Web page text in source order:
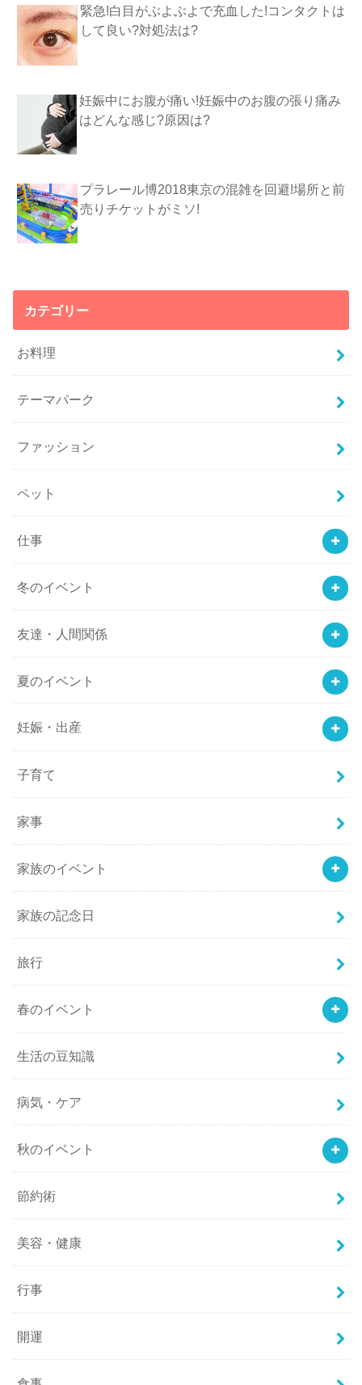
緊急!白目がぶよぶよで充血した!コンタクトは
して良い?対処法は?
妊娠中にお腹が痛い!妊娠中のお腹の張り痛み
はどんな感じ?原因は?
プラレール博2018東京の混雑を回避!場所と前
売りチケットがミソ!
カテゴリー
お料理
テーマパーク
ファッション
ペット
仕事
冬のイベント
友達・人間関係
夏のイベント
妊娠・出産
子育て
家事
家族のイベント
家族の記念日
旅行
春のイベント
生活の豆知識
病気・ケア
秋のイベント
節約術
美容・健康
行事
開運